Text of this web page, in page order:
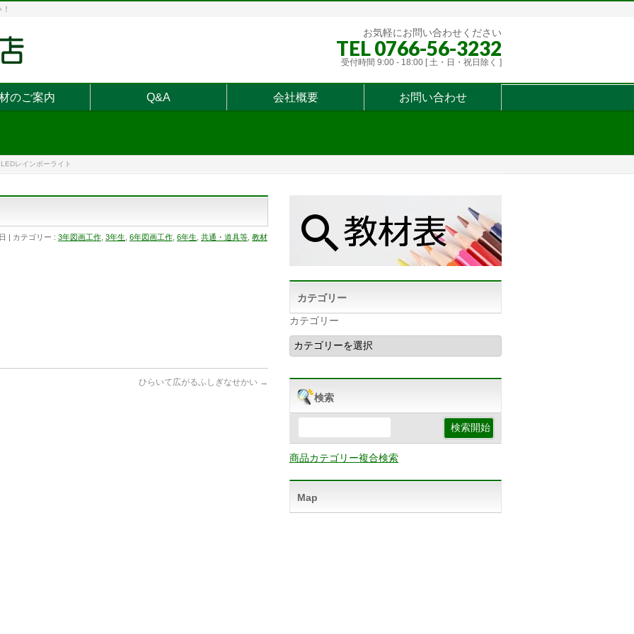
お気軽にお問い合わせください
TEL 0766-56-3232
受付時間 9:00 - 18:00 [ 土・日・祝日除く ]
のご案内 Q&A 会社概要 お問い合わせ
LEDレインボーライト
カテゴリー : 3年図画工作 3年生 6年図画工作 6年生 共通・道具等 教材
ひらいて広がるふしぎなせかい →
カテゴリー
カテゴリー
検索
商品カテゴリー複合検索
Map